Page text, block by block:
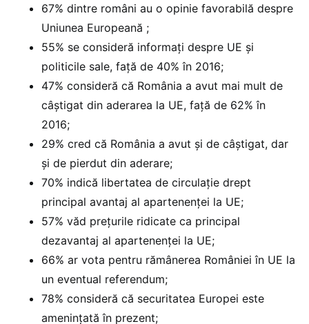
67% dintre români au o opinie favorabilă despre
Uniunea Europeană ;
55% se consideră informați despre UE și
politicile sale, față de 40% în 2016;
47% consideră că România a avut mai mult de
câștigat din aderarea la UE, față de 62% în
2016;
29% cred că România a avut și de câștigat, dar
și de pierdut din aderare;
70% indică libertatea de circulație drept
principal avantaj al apartenenței la UE;
57% văd prețurile ridicate ca principal
dezavantaj al apartenenței la UE;
66% ar vota pentru rămânerea României în UE la
un eventual referendum;
78% consideră că securitatea Europei este
amenințată în prezent;